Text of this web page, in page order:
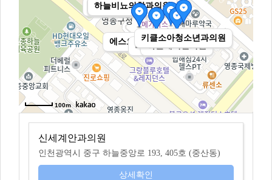
신세계안과의원
맑은하늘이비인후과의원
영종센트럴피부과의원
하늘비뇨의학과의원
서울연합의원
에스오디21의원
리베리의원
다시봄날의원
하늘메디컬의원
키클소아청소년과의원
100m
신세계안과의원
인천광역시 중구 하늘중앙로 193, 405호 (중산동)
상세확인